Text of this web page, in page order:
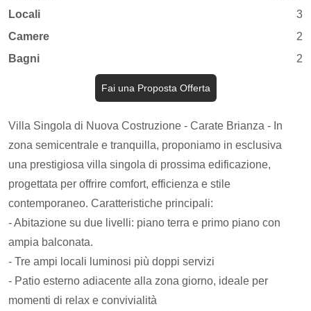
Locali
3
Camere
2
Bagni
2
Fai una Proposta Offerta
Villa Singola di Nuova Costruzione - Carate Brianza - In
zona semicentrale e tranquilla, proponiamo in esclusiva
una prestigiosa villa singola di prossima edificazione,
progettata per offrire comfort, efficienza e stile
contemporaneo. Caratteristiche principali:
- Abitazione su due livelli: piano terra e primo piano con
ampia balconata.
- Tre ampi locali luminosi più doppi servizi
- Patio esterno adiacente alla zona giorno, ideale per
momenti di relax e convivialità